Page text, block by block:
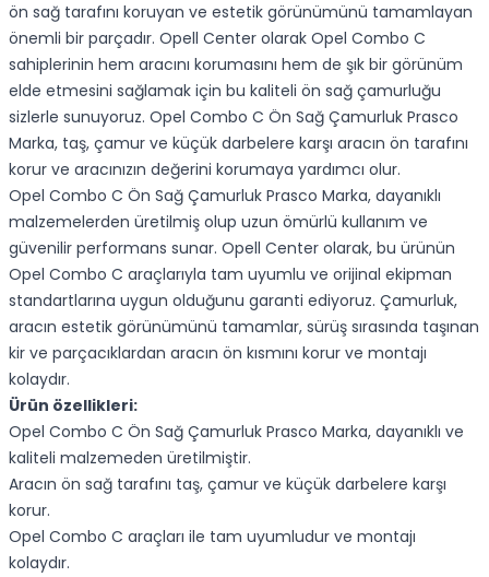
ön sağ tarafını koruyan ve estetik görünümünü tamamlayan
önemli bir parçadır. Opell Center olarak Opel Combo C
sahiplerinin hem aracını korumasını hem de şık bir görünüm
elde etmesini sağlamak için bu kaliteli ön sağ çamurluğu
sizlerle sunuyoruz. Opel Combo C Ön Sağ Çamurluk Prasco
Marka, taş, çamur ve küçük darbelere karşı aracın ön tarafını
korur ve aracınızın değerini korumaya yardımcı olur.
Opel Combo C Ön Sağ Çamurluk Prasco Marka, dayanıklı
malzemelerden üretilmiş olup uzun ömürlü kullanım ve
güvenilir performans sunar. Opell Center olarak, bu ürünün
Opel Combo C araçlarıyla tam uyumlu ve orijinal ekipman
standartlarına uygun olduğunu garanti ediyoruz. Çamurluk,
aracın estetik görünümünü tamamlar, sürüş sırasında taşınan
kir ve parçacıklardan aracın ön kısmını korur ve montajı
kolaydır.
Ürün özellikleri:
Opel Combo C Ön Sağ Çamurluk Prasco Marka, dayanıklı ve
kaliteli malzemeden üretilmiştir.
Aracın ön sağ tarafını taş, çamur ve küçük darbelere karşı
korur.
Opel Combo C araçları ile tam uyumludur ve montajı
kolaydır.